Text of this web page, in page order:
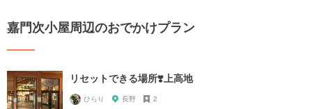
嘉門次小屋周辺のおでかけプラン
リセットできる場所❣️上高地
ひらり 長野 2